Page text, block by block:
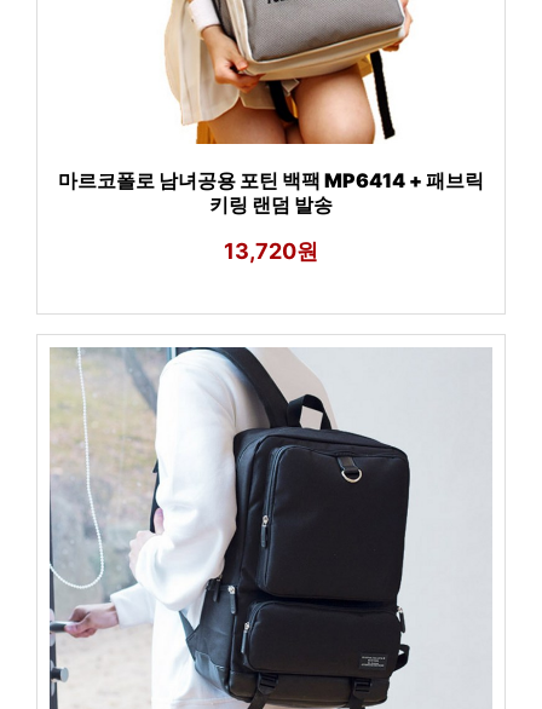
마르코폴로 남녀공용 포틴 백팩 MP6414 + 패브릭
키링 랜덤 발송
13,720원